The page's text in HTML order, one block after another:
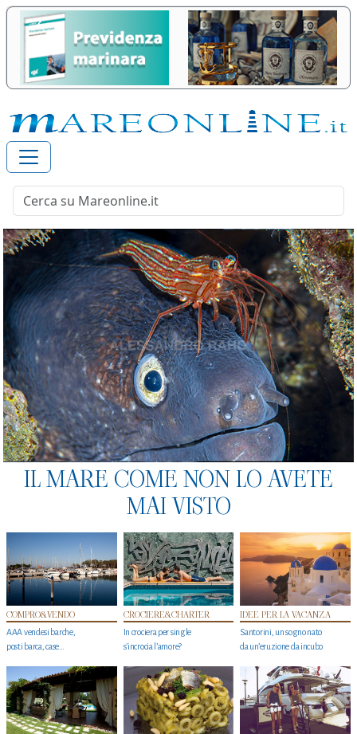
IL MARE COME NON LO AVETE
MAI VISTO
COMPRO&VENDO
AAA vendesi barche,
posti barca, case…
CROCIERE&CHARTER
In crociera per single
s'incrocia l’amore?
IDEE PER LA VACANZA
Santorini, un sogno nato
da un’eruzione da incubo